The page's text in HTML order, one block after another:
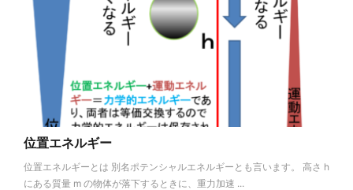
位置エネルギー
位置エネルギーとは 別名ポテンシャルエネルギーとも言います。 高さ h
にある質量 m の物体が落下するときに、重力加速 ...